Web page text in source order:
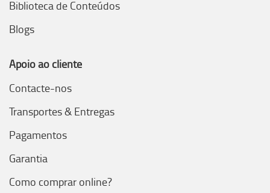
Biblioteca de Conteúdos
Blogs
Apoio ao cliente
Contacte-nos
Transportes & Entregas
Pagamentos
Garantia
Como comprar online?